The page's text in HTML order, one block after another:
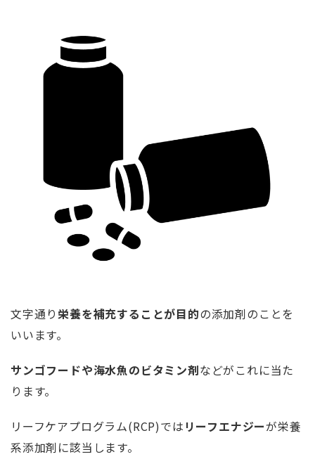
文字通り栄養を補充することが目的の添加剤のことを
いいます。
サンゴフードや海水魚のビタミン剤などがこれに当た
ります。
リーフケアプログラム(RCP)では リーフエナジーが栄養
系添加剤に該当します。